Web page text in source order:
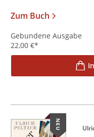
Zum Buch
Gebundene Ausgabe
22,00 €*
NEU